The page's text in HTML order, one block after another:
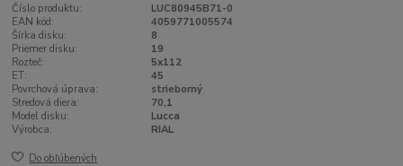
Číslo produktu:
LUC80945B71-0
EAN kód:
4059771005574
Šírka disku:
8
Priemer disku:
19
Rozteč:
5x112
ET:
45
Povrchová úprava:
strieborný
Stredová diera:
70,1
Model disku:
Lucca
Výrobca:
RIAL
Do obľúbených